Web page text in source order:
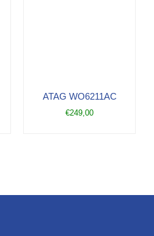
ATAG WO6211AC
€249,00